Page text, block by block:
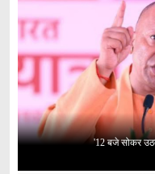
'12 बजे सोकर